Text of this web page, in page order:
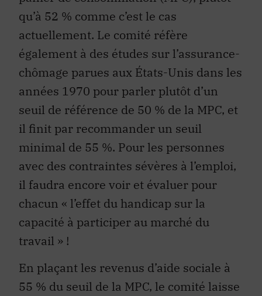
qu’à 52 % comme c’est le cas
actuellement. Le comité réfère
également à des études sur l’assurance-
chômage parues aux États-Unis dans les
années 1970 pour parler plutôt d’un
seuil de référence de 50 % de la MPC, et
il finit par recommander un seuil
minimal de 55 %. Pour les personnes
avec des contraintes sévères à l’emploi,
il faudra encore voir et évaluer pour
chacun « l’effet du handicap sur la
capacité à participer au marché du
travail » !
En plaçant les revenus d’aide sociale à
55 % du seuil de la MPC, le comité laisse